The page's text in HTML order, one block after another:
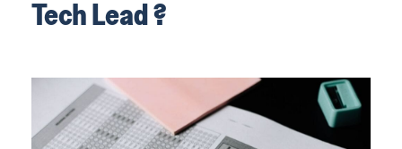
Tech Lead ?